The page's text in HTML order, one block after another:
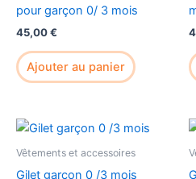
pour garçon 0/ 3 mois
45,00€
Ajouter au panier
Vêtements et accessoires
Gilet garçon 0 /3 mois